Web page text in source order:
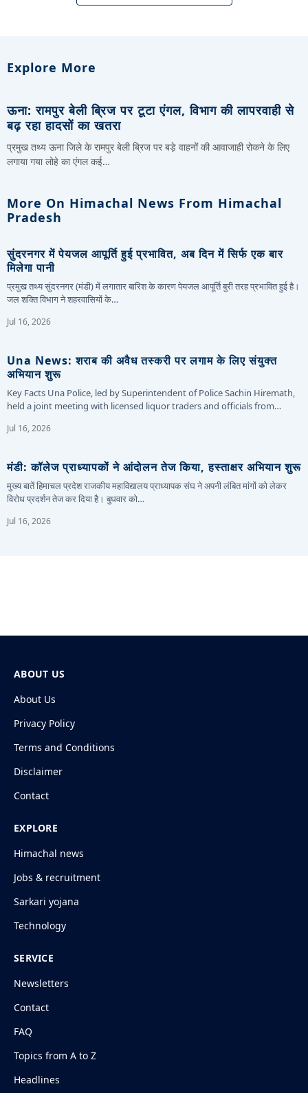
Explore More
ऊना: रामपुर बेली ब्रिज पर टूटा एंगल, विभाग की लापरवाही से
बढ़ रहा हादसों का खतरा
प्रमुख तथ्य ऊना जिले के रामपुर बेली ब्रिज पर बड़े वाहनों की आवाजाही रोकने के लिए
लगाया गया लोहे का एंगल कई…
More On Himachal News From Himachal
Pradesh
सुंदरनगर में पेयजल आपूर्ति हुई प्रभावित, अब दिन में सिर्फ एक बार
मिलेगा पानी
प्रमुख तथ्य सुंदरनगर (मंडी) में लगातार बारिश के कारण पेयजल आपूर्ति बुरी तरह प्रभावित हुई है।
जल शक्ति विभाग ने शहरवासियों के…
Jul 16, 2026
Una News: शराब की अवैध तस्करी पर लगाम के लिए संयुक्त
अभियान शुरू
Key Facts Una Police, led by Superintendent of Police Sachin Hiremath,
held a joint meeting with licensed liquor traders and officials from…
Jul 16, 2026
मंडी: कॉलेज प्राध्यापकों ने आंदोलन तेज किया, हस्ताक्षर अभियान शुरू
मुख्य बातें हिमाचल प्रदेश राजकीय महाविद्यालय प्राध्यापक संघ ने अपनी लंबित मांगों को लेकर
विरोध प्रदर्शन तेज कर दिया है। बुधवार को…
Jul 16, 2026
ABOUT US
About Us
Privacy Policy
Terms and Conditions
Disclaimer
Contact
EXPLORE
Himachal news
Jobs & recruitment
Sarkari yojana
Technology
SERVICE
Newsletters
Contact
FAQ
Topics from A to Z
Headlines